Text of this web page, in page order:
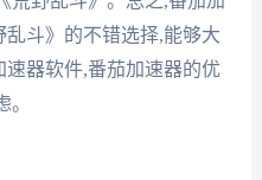
斗》的不错选择,能够大
器软件,番茄加速器的优